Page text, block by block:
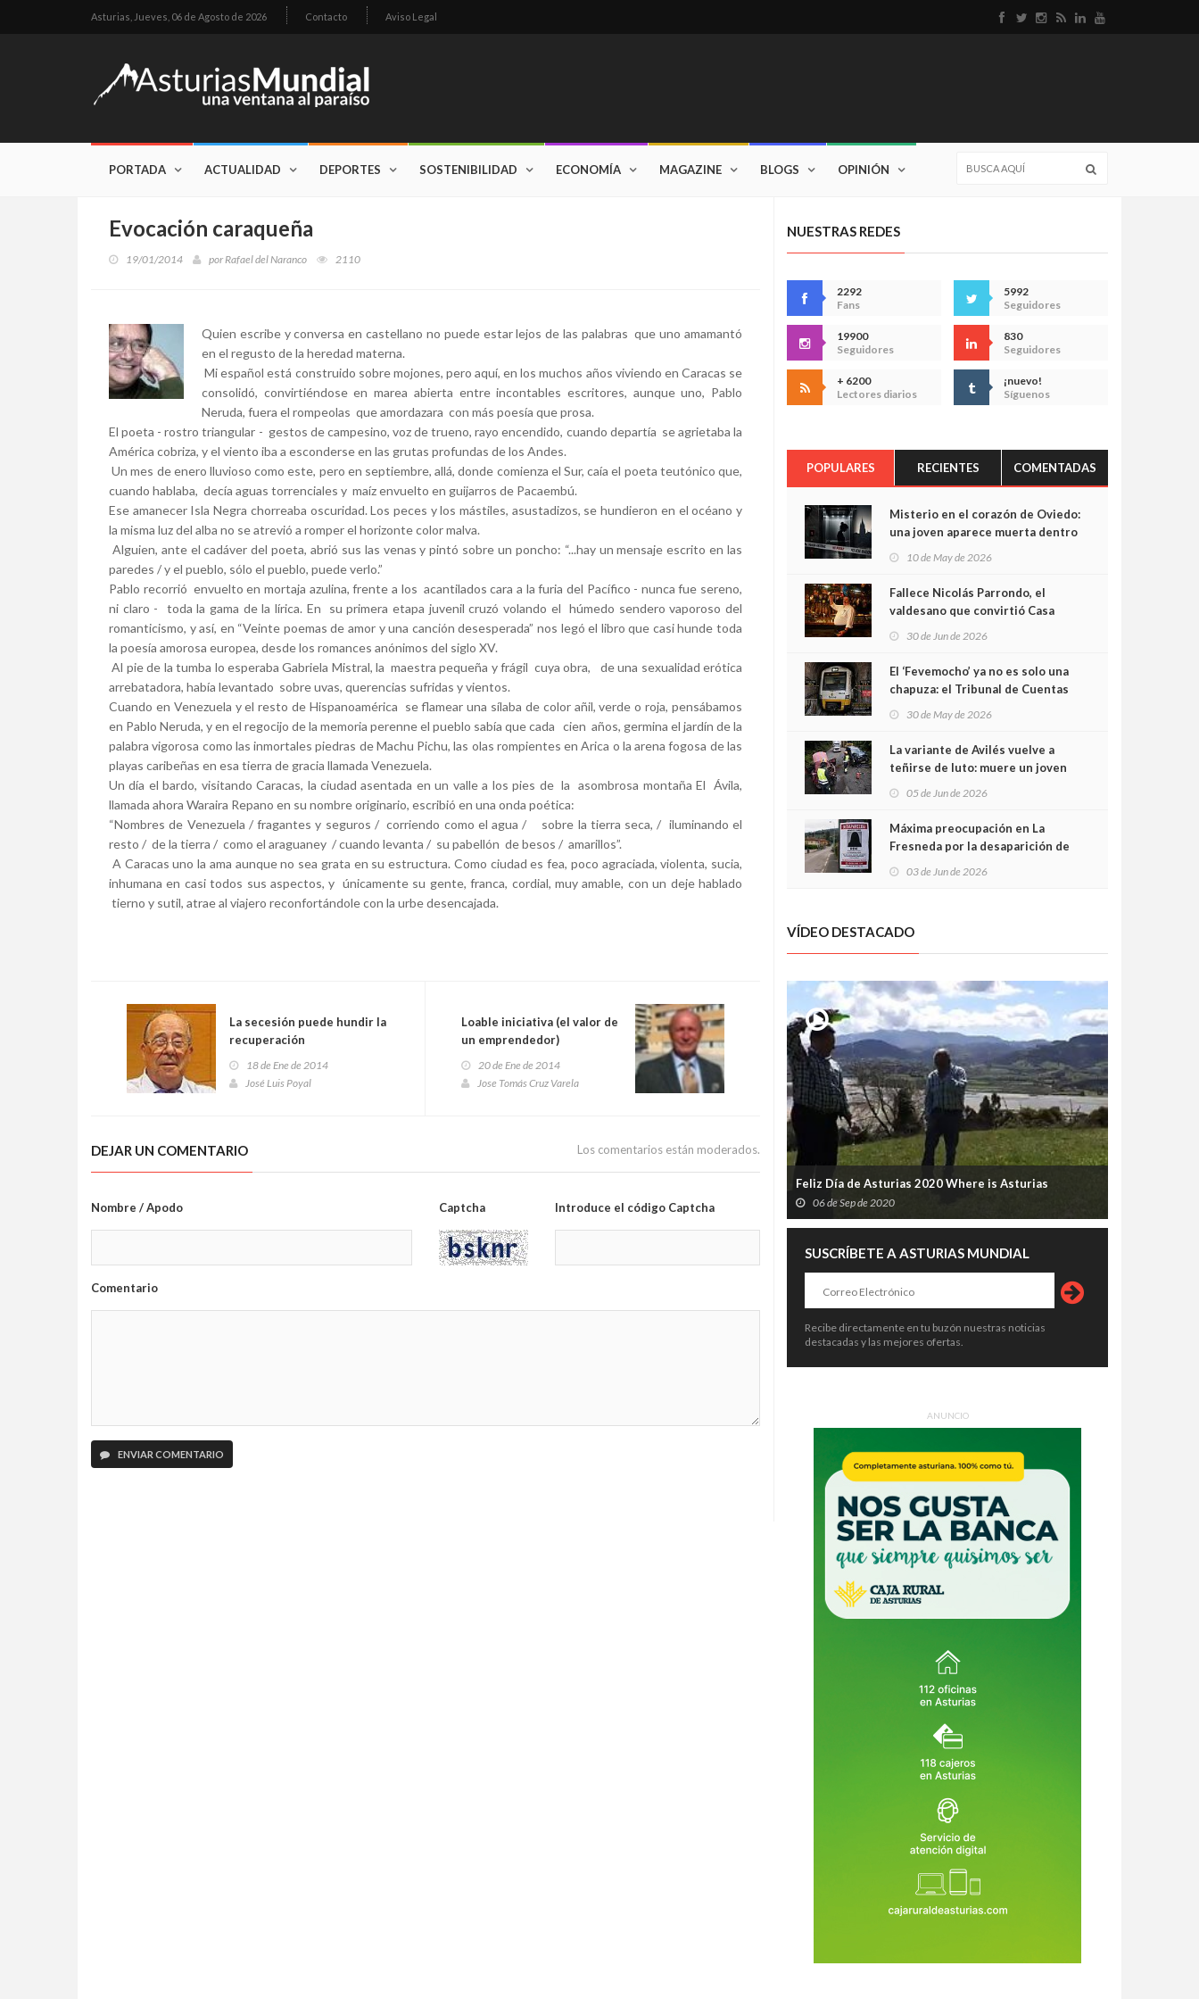
Asturias, Jueves, 06 de Agosto de 2026 Contacto Aviso Legal
PORTADA ACTUALIDAD DEPORTES SOSTENIBILIDAD ECONOMÍA MAGAZINE BLOGS OPINIÓN
Evocación caraqueña
19/01/2014 porRafael del Naranco 2110
Quien escribe y conversa en castellano no puede estar lejos de las palabras que uno amamantó
en el regusto de la heredad materna.
Mi español está construido sobre mojones, pero aquí, en los muchos años viviendo en Caracas se
consolidó, convirtiéndose en marea abierta entre incontables escritores, aunque uno, Pablo
Neruda, fuera el rompeolas que amordazara con más poesía que prosa.
El poeta - rostro triangular - gestos de campesino, voz de trueno, rayo encendido, cuando departía se agrietaba la
América cobriza, y el viento iba a esconderse en las grutas profundas de los Andes.
Un mes de enero lluvioso como este, pero en septiembre, allá, donde comienza el Sur, caía el poeta teutónico que,
cuando hablaba, decía aguas torrenciales y maíz envuelto en guijarros de Pacaembú.
Ese amanecer Isla Negra chorreaba oscuridad. Los peces y los mástiles, asustadizos, se hundieron en el océano y
la misma luz del alba no se atrevió a romper el horizonte color malva.
Alguien, ante el cadáver del poeta, abrió sus las venas y pintó sobre un poncho: “...hay un mensaje escrito en las
paredes / y el pueblo, sólo el pueblo, puede verlo.”
Pablo recorrió envuelto en mortaja azulina, frente a los acantilados cara a la furia del Pacífico - nunca fue sereno,
ni claro - toda la gama de la lírica. En su primera etapa juvenil cruzó volando el húmedo sendero vaporoso del
romanticismo, y así, en “Veinte poemas de amor y una canción desesperada” nos legó el libro que casi hunde toda
la poesía amorosa europea, desde los romances anónimos del siglo XV.
Al pie de la tumba lo esperaba Gabriela Mistral, la maestra pequeña y frágil cuya obra, de una sexualidad erótica
arrebatadora, había levantado sobre uvas, querencias sufridas y vientos.
Cuando en Venezuela y el resto de Hispanoamérica se flamear una sílaba de color añil, verde o roja, pensábamos
en Pablo Neruda, y en el regocijo de la memoria perenne el pueblo sabía que cada cien años, germina el jardín de la
palabra vigorosa como las inmortales piedras de Machu Pichu, las olas rompientes en Arica o la arena fogosa de las
playas caribeñas en esa tierra de gracia llamada Venezuela.
Un día el bardo, visitando Caracas, la ciudad asentada en un valle a los pies de la asombrosa montaña El Ávila,
llamada ahora Waraira Repano en su nombre originario, escribió en una onda poética:
“Nombres de Venezuela / fragantes y seguros / corriendo como el agua / sobre la tierra seca, / iluminando el
resto / de la tierra / como el araguaney / cuando levanta / su pabellón de besos / amarillos”.
A Caracas uno la ama aunque no sea grata en su estructura. Como ciudad es fea, poco agraciada, violenta, sucia,
inhumana en casi todos sus aspectos, y únicamente su gente, franca, cordial, muy amable, con un deje hablado
tierno y sutil, atrae al viajero reconfortándole con la urbe desencajada.
La secesión puede hundir la
recuperación
18 de Ene de 2014
José Luis Poyal
Loable iniciativa (el valor de
un emprendedor)
20 de Ene de 2014
Jose Tomás Cruz Varela
DEJAR UN COMENTARIO Los comentarios están moderados.
Nombre / Apodo Captcha Introduce el código Captcha
Comentario
ENVIAR COMENTARIO
NUESTRAS REDES
2292
Fans
5992
Seguidores
19900
Seguidores
830
Seguidores
+ 6200
Lectores diarios
¡nuevo!
Síguenos
POPULARES RECIENTES COMENTADAS
Misterio en el corazón de Oviedo:
una joven aparece muerta dentro
cámaras captan sus últimos
minutos
10 de May de 2026
Fallece Nicolás Parrondo, el
valdesano que convirtió Casa
30 de Jun de 2026
El ‘Fevemocho’ ya no es solo una
chapuza: el Tribunal de Cuentas
sobrecoste de los trenes que no
cabían por los túneles
30 de May de 2026
La variante de Avilés vuelve a
teñirse de luto: muere un joven
05 de Jun de 2026
Máxima preocupación en La
Fresneda por la desaparición de
03 de Jun de 2026
VÍDEO DESTACADO
Feliz Día de Asturias 2020 Where is Asturias
06 de Sep de 2020
SUSCRÍBETE A ASTURIAS MUNDIAL
Recibe directamente en tu buzón nuestras noticias
destacadas y las mejores ofertas.
ANUNCIO